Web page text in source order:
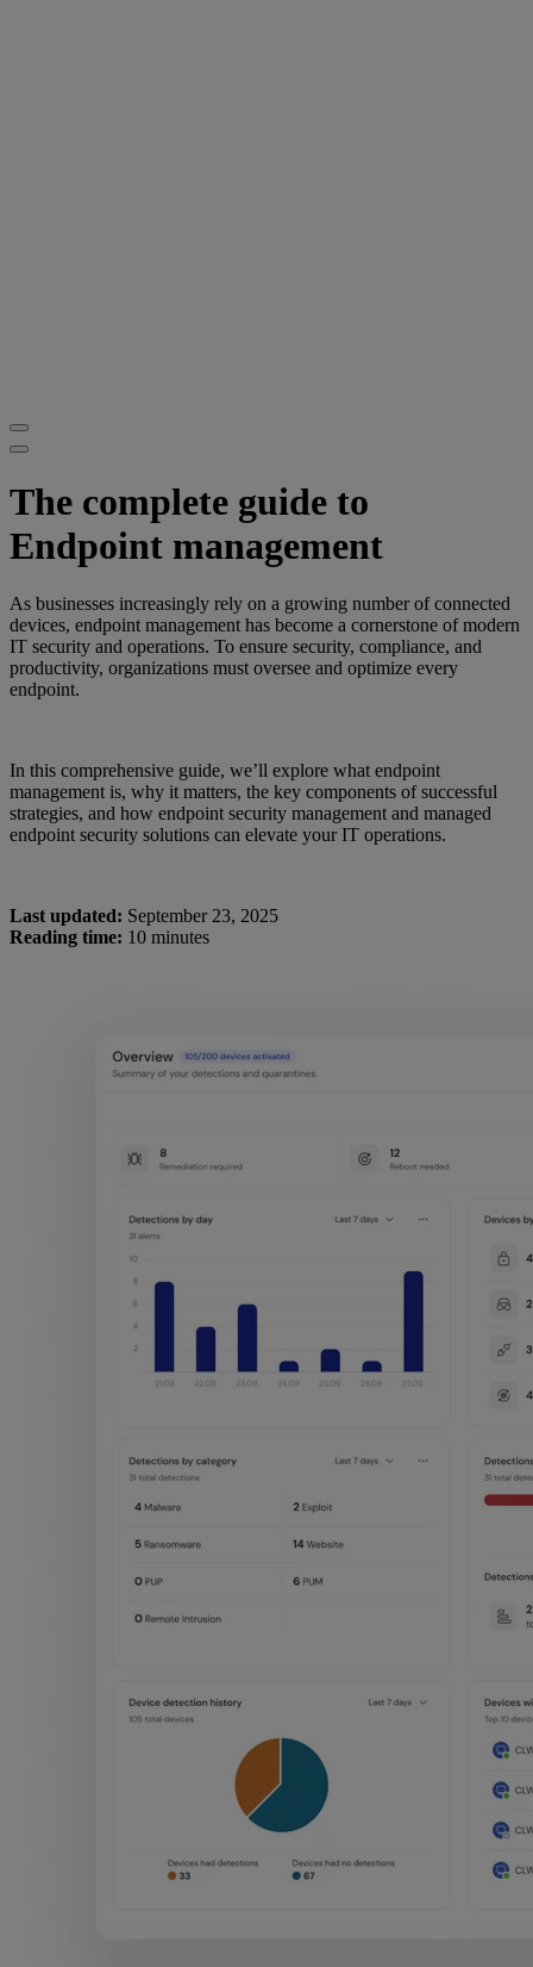
The complete guide to
Endpoint management
As businesses increasingly rely on a growing number of connected
devices, endpoint management has become a cornerstone of modern
IT security and operations. To ensure security, compliance, and
productivity, organizations must oversee and optimize every
endpoint.
In this comprehensive guide, we’ll explore what endpoint
management is, why it matters, the key components of successful
strategies, and how endpoint security management and managed
endpoint security solutions can elevate your IT operations.
Last updated: September 23, 2025
Reading time: 10 minutes